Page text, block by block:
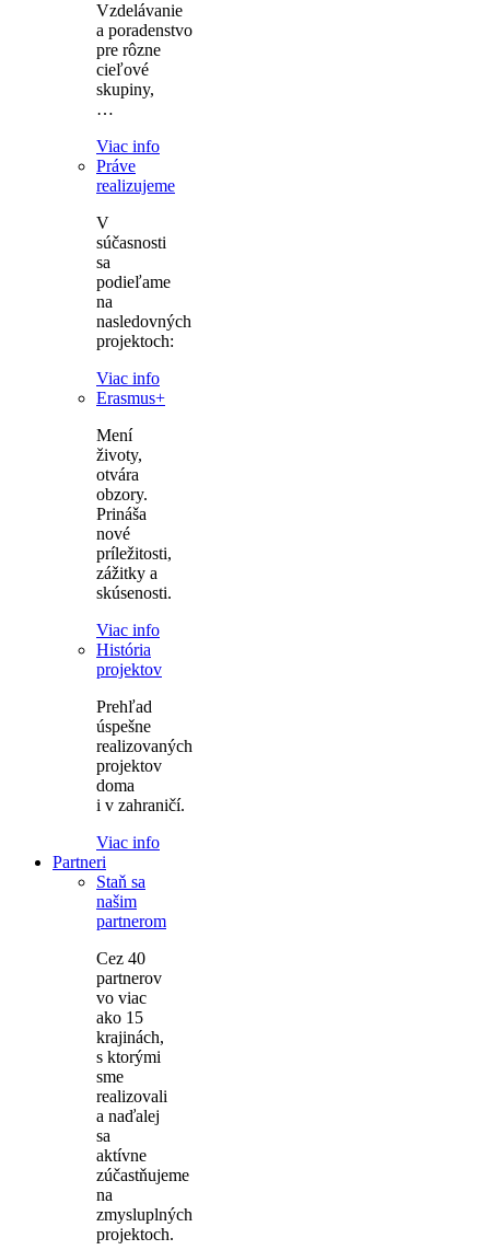
Vzdelávanie
a poradenstvo
pre rôzne
cieľové
skupiny,
…
Viac info
Práve
realizujeme
V
súčasnosti
sa
podieľame
na
nasledovných
projektoch:
Viac info
Erasmus+
Mení
životy,
otvára
obzory.
Prináša
nové
príležitosti,
zážitky a
skúsenosti.
Viac info
História
projektov
Prehľad
úspešne
realizovaných
projektov
doma
i v zahraničí.
Viac info
Partneri
Staň sa
našim
partnerom
Cez 40
partnerov
vo viac
ako 15
krajinách,
s ktorými
sme
realizovali
a naďalej
sa
aktívne
zúčastňujeme
na
zmysluplných
projektoch.